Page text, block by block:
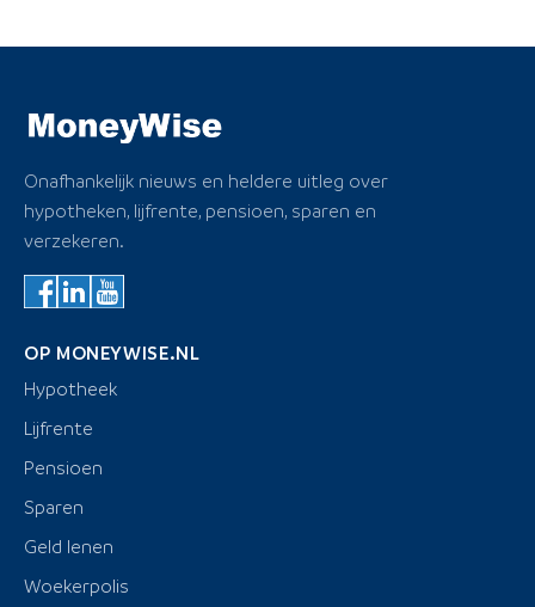
Onafhankelijk nieuws en heldere uitleg over
hypotheken, lijfrente, pensioen, sparen en
verzekeren.
OP MONEYWISE.NL
Hypotheek
Lijfrente
Pensioen
Sparen
Geld lenen
Woekerpolis